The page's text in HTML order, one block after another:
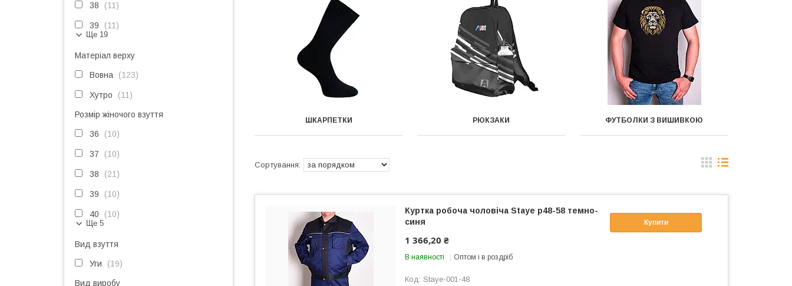
ШКАРПЕТКИ РЮКЗАКИ ФУТБОЛКИ З ВИШИВКОЮ
Купити
Куртка робоча чоловіча Staye р48-58 темно-
синя
1 366,20 ₴
В наявності Оптом і в роздріб
Staye-001-48
38 11
39 11
Ще 19
Матеріал верху
Вовна 123
Хутро 11
Розмір жіночого взуття
36 10
37 10
38 21
39 10
40 10
Ще 5
Вид взуття
Уги 19
Вид виробу